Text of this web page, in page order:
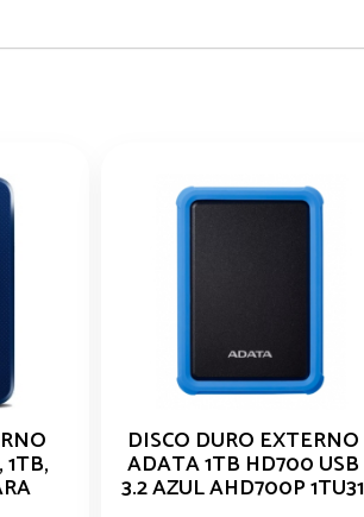
DISCO DURO EXTERNO
ADATA 1TB HD700 USB
3.2 AZUL AHD700P 1TU31